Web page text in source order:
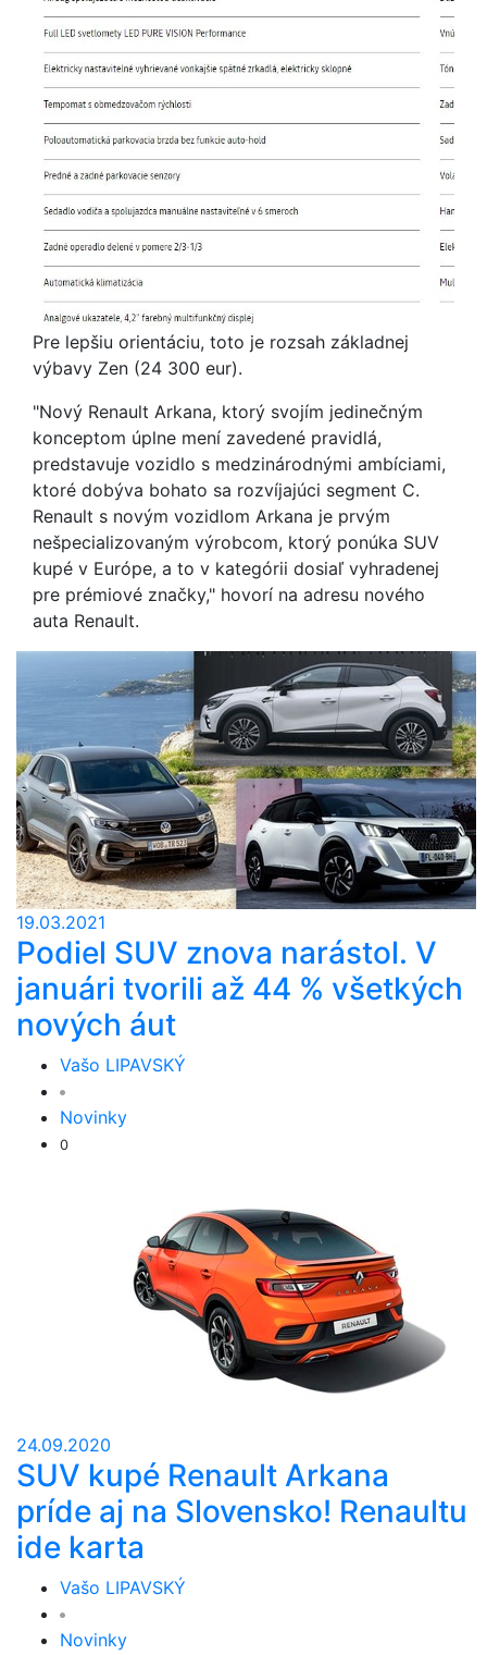
Pre lepšiu orientáciu, toto je rozsah základnej
výbavy Zen (24 300 eur).
"Nový Renault Arkana, ktorý svojím jedinečným
konceptom úplne mení zavedené pravidlá,
predstavuje vozidlo s medzinárodnými ambíciami,
ktoré dobýva bohato sa rozvíjajúci segment C.
Renault s novým vozidlom Arkana je prvým
nešpecializovaným výrobcom, ktorý ponúka SUV
kupé v Európe, a to v kategórii dosiaľ vyhradenej
pre prémiové značky," hovorí na adresu nového
auta Renault.
19.03.2021
Podiel SUV znova narástol. V
januári tvorili až 44 % všetkých
nových áut
Vašo LIPAVSKÝ
Novinky
0
24.09.2020
SUV kupé Renault Arkana
príde aj na Slovensko! Renaultu
ide karta
Vašo LIPAVSKÝ
Novinky